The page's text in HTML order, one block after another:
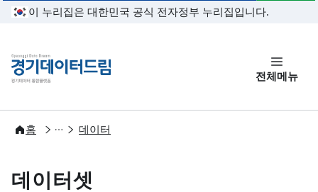
본문 바로가기
이 누리집은 대한민국 공식 전자정부 누리집입니다.
경기데이터드림
전체메뉴
홈
개방 데이터
데이터셋